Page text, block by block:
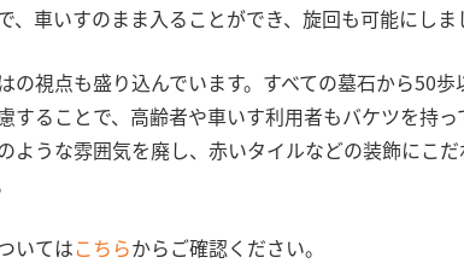
、車いすのまま入ることができ、旋回も可能にしま
の視点も盛り込んでいます。すべての墓石から50歩
することで、高齢者や車いす利用者もバケツを持
ような雰囲気を廃し、赤いタイルなどの装飾にこ
いてはこちらからご確認ください。